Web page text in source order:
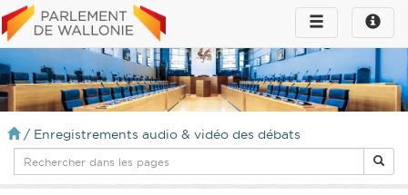
Toggle
infos
Toggle
navigation
/ Enregistrements audio & vidéo des débats